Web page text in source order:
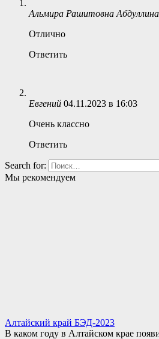
Альмира Рашитовна Абдуллина
Отлично
Ответить
Евгений 04.11.2023 в 16:03
Очень классно
Ответить
Search for:
Мы рекомендуем
Алтайский край БЭД-2023
В каком году в Алтайском крае